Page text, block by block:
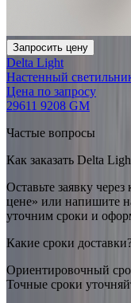
Запросить цену
Delta Light
Настенный
Цена по запросу
29611 9208 GM
Частые вопросы
Как заказать Delta
Оставьте заявку
цене» или напишите
уточним сроки и
Какие сроки
Ориентировочный
Точные сроки